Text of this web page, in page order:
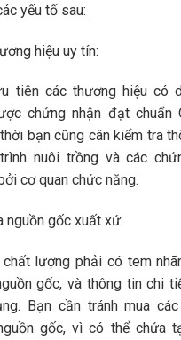
yếu tố sau:
hiệu uy tín:
tiên các thương hiệu có
chứng nhận đạt chuẩn
thời bạn cũng cân kiểm tra
nuôi trồng và các
cơ quan chức năng.
nguồn gốc xuất xứ:
lượng phải có tem
gốc, và thông tin chi
Bạn cần tránh mua
gốc, vì có thể chứa